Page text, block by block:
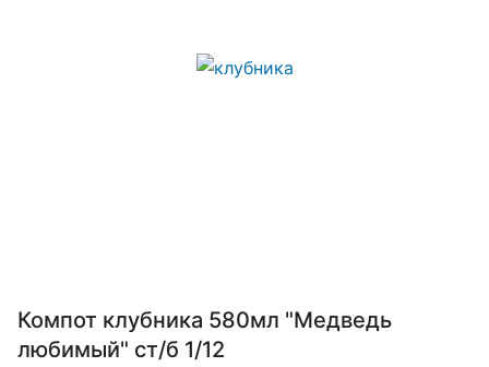
Компот клубника 580мл "Медведь
любимый" ст/б 1/12